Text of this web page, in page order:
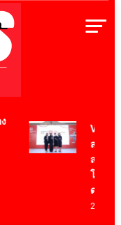
สารสกัด
สร้างมูล
โภชนาก
ดอลลาร์
2 ชั่วโมง